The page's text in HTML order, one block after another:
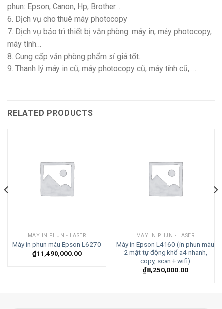
phun: Epson, Canon, Hp, Brother…
6. Dịch vụ cho thuê máy photocopy
7. Dịch vụ bảo trì thiết bị văn phòng: máy in, máy photocopy,
máy tính…
8. Cung cấp văn phòng phẩm sỉ giá tốt.
9. Thanh lý máy in cũ, máy photocopy cũ, máy tính cũ, …
RELATED PRODUCTS
MÁY IN PHUN - LASER
Máy in phun màu Epson L6270
₫11,490,000.00
MÁY IN PHUN - LASER
Máy in Epson L4160 (in phun màu
2 mặt tự động khổ a4 nhanh,
copy, scan + wifi)
₫8,250,000.00